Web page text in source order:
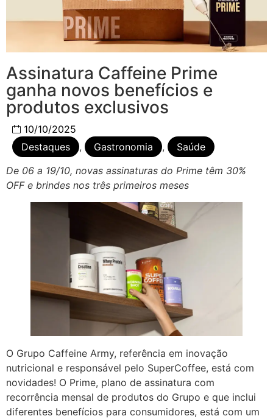
Assinatura Caffeine Prime
ganha novos benefícios e
produtos exclusivos
10/10/2025
Destaques
, Gastronomia ,
Saúde
De 06 a 19/10, novas assinaturas do Prime têm 30%
OFF e brindes nos três primeiros meses
O Grupo Caffeine Army, referência em inovação
nutricional e responsável pelo SuperCoffee, está com
novidades! O Prime, plano de assinatura com
recorrência mensal de produtos do Grupo e que inclui
diferentes benefícios para consumidores, está com um